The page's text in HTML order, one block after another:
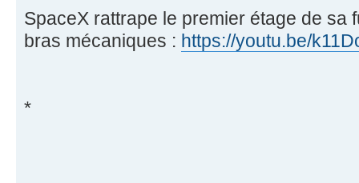
SpaceX rattrape le premier étage de sa
bras mécaniques : https://youtu.be/
*